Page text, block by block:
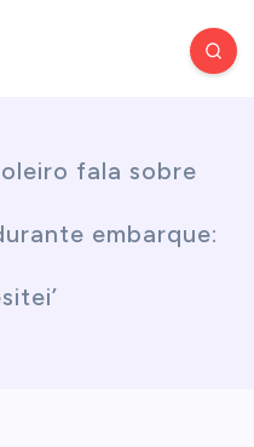
fala sobre
embarque: